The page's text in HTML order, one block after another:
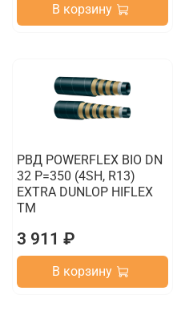
В корзину
РВД POWERFLEX BIO DN
32 P=350 (4SH, R13)
EXTRA DUNLOP HIFLEX
TM
3 911 ₽
В корзину